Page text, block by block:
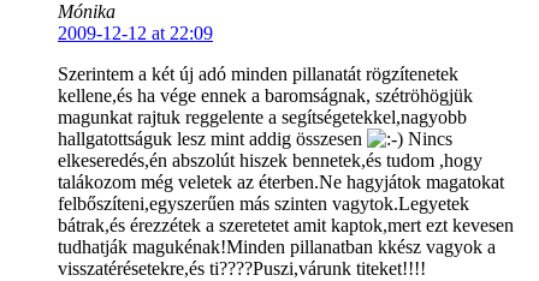
Mónika
2009-12-12 at 22:09
Szerintem a két új adó minden pillanatát rögzítenetek
kellene,és ha vége ennek a baromságnak, szétröhögjük
magunkat rajtuk reggelente a segítségetekkel,nagyobb
hallgatottságuk lesz mint addig összesen
Nincs
elkeseredés,én abszolút hiszek bennetek,és tudom ,hogy
talákozom még veletek az éterben.Ne hagyjátok magatokat
felbőszíteni,egyszerűen más szinten vagytok.Legyetek
bátrak,és érezzétek a szeretetet amit kaptok,mert ezt kevesen
tudhatják magukénak!Minden pillanatban kkész vagyok a
visszatérésetekre,és ti????Puszi,várunk titeket!!!!